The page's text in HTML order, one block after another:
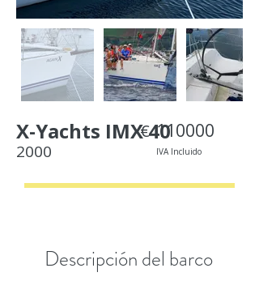
X-Yachts IMX 40
2000
€ 110000
IVA Incluido
Descripción del barco